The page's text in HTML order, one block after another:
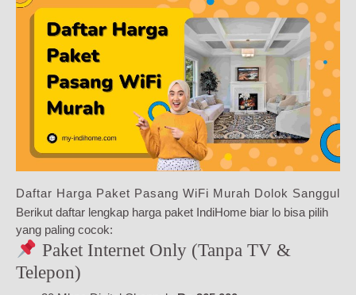
Daftar Harga Paket Pasang WiFi Murah Dolok Sanggul
Berikut daftar lengkap harga paket IndiHome biar lo bisa pilih
yang paling cocok:
Paket Internet Only (Tanpa TV &
Telepon)